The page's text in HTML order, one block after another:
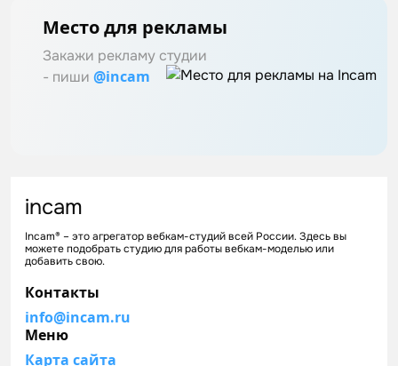
Место для рекламы
Закажи рекламу студии
- пиши @incam
incam
Incam® – это агрегатор вебкам-студий всей России. Здесь вы
можете подобрать студию для работы вебкам-моделью или
добавить свою.
Контакты
info@incam.ru
Меню
Карта сайта